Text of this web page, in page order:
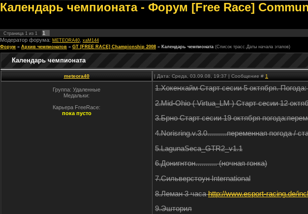
Календарь чемпионата - Форум [Free Race]
Страница 1 из 1 1
Модератор форума: METEORA40 xaM144
Форум » Архив чемпионатов » GT [FREE RACE] Championship 2008 » Календарь чемпионата (Список трасс.Даты начала этапов)
Календарь чемпионата
meteora40 | Дата: Среда, 03.09.08, 19:37 | Сообщение # 1
Группа: Удаленные
Медальки:
Карьера FreeRace:
пока пусто
1.Хокенхайм Старт сесии 5 октября.
2.Mid-Ohio ( Virtua_LM ) Старт сесии 12
3.Брно Старт сесии 19 октября
4.Norisring.v.3.0..........переменная погода /
5.LagunaSeca_GTR2_v1.1
6.Донигнтон........... (ночная гонка)
7.Сильверстоун International
8.Леман 3 часаhttp://www.esport-racing.de/
9.Эшторил